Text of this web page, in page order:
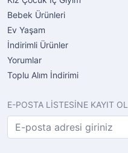
Bebek Ürünleri
Ev Yaşam
İndirimli Ürünler
Yorumlar
Toplu Alım İndirimi
E-POSTA LİSTESİNE KAYIT OL